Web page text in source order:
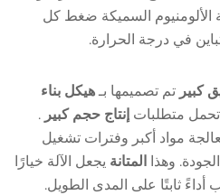
السميكة ضغط كل
في درجة الحرارة.
كبير تم تصميمها بـهيكل بناء
متطلبات إنتاج حجم كبير .
مواد أكبر وفترات تشغيل
وهذا
المتانة يجعل الآلة خيارًا
ثابتًا على المدى الطويل.